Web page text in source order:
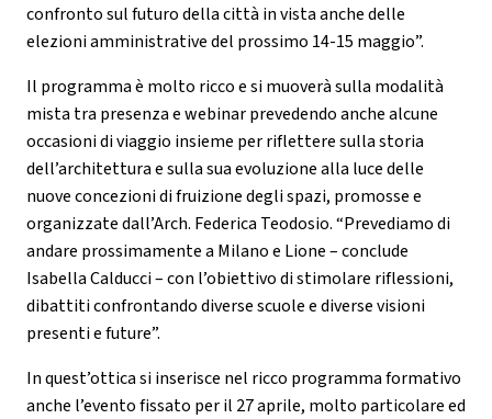
confronto sul futuro della città in vista anche delle
elezioni amministrative del prossimo 14-15 maggio”.
Il programma è molto ricco e si muoverà sulla modalità
mista tra presenza e webinar prevedendo anche alcune
occasioni di viaggio insieme per riflettere sulla storia
dell’architettura e sulla sua evoluzione alla luce delle
nuove concezioni di fruizione degli spazi, promosse e
organizzate dall’Arch. Federica Teodosio. “Prevediamo di
andare prossimamente a Milano e Lione – conclude
Isabella Calducci – con l’obiettivo di stimolare riflessioni,
dibattiti confrontando diverse scuole e diverse visioni
presenti e future”.
In quest’ottica si inserisce nel ricco programma formativo
anche l’evento fissato per il 27 aprile, molto particolare ed